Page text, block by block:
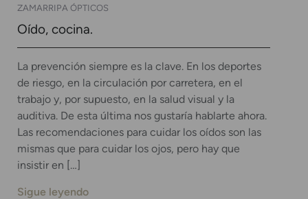
ZAMARRIPA ÓPTICOS
Oído, cocina.
La prevención siempre es la clave. En los deportes
de riesgo, en la circulación por carretera, en el
trabajo y, por supuesto, en la salud visual y la
auditiva. De esta última nos gustaría hablarte ahora.
Las recomendaciones para cuidar los oídos son las
mismas que para cuidar los ojos, pero hay que
insistir en […]
Sigue leyendo